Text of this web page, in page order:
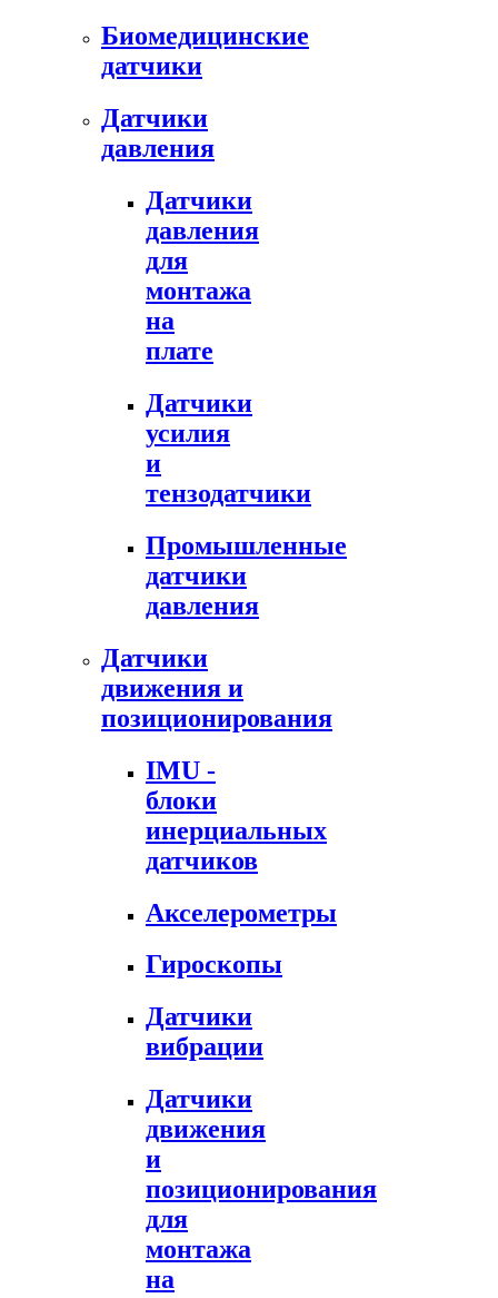
Биомедицинские
датчики
Датчики
давления
Датчики
давления
для
монтажа
на
плате
Датчики
усилия
и
тензодатчики
Промышленные
датчики
давления
Датчики
движения и
позиционирования
IMU -
блоки
инерциальных
датчиков
Акселерометры
Гироскопы
Датчики
вибрации
Датчики
движения
и
позиционирования
для
монтажа
на